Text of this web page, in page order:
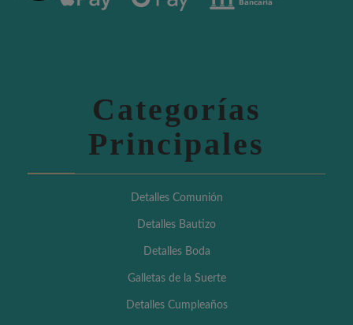
Categorías
Principales
Detalles Comunión
Detalles Bautizo
Detalles Boda
Galletas de la Suerte
Detalles Cumpleaños